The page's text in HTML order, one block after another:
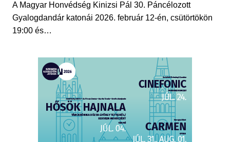
A Magyar Honvédség Kinizsi Pál 30. Páncélozott
Gyalogdandár katonái 2026. február 12-én, csütörtökön
19:00 és…